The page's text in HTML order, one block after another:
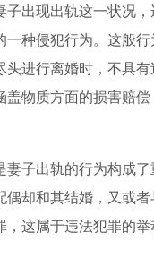
子出现出轨这一状况
一种侵犯行为。这般
头进行离婚时，不具
盖物质方面的损害赔
妻子出轨的行为构成
偶却和其结婚，又或
，这属于违法犯罪的